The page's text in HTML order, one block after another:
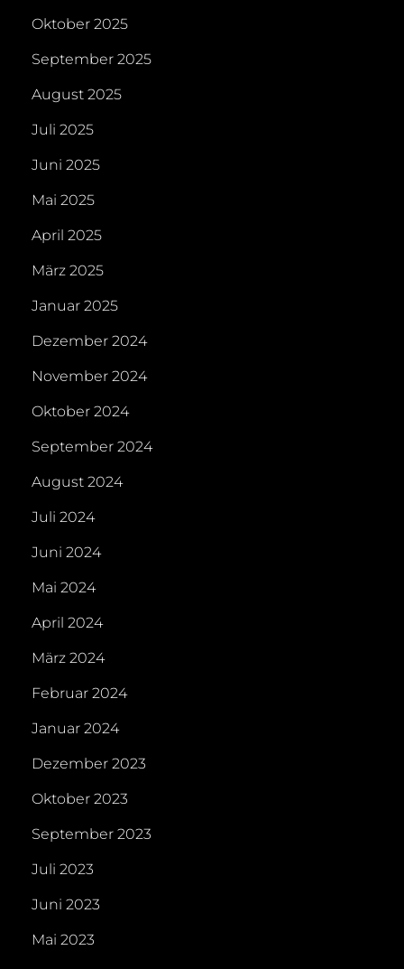
Oktober 2025
September 2025
August 2025
Juli 2025
Juni 2025
Mai 2025
April 2025
März 2025
Januar 2025
Dezember 2024
November 2024
Oktober 2024
September 2024
August 2024
Juli 2024
Juni 2024
Mai 2024
April 2024
März 2024
Februar 2024
Januar 2024
Dezember 2023
Oktober 2023
September 2023
Juli 2023
Juni 2023
Mai 2023